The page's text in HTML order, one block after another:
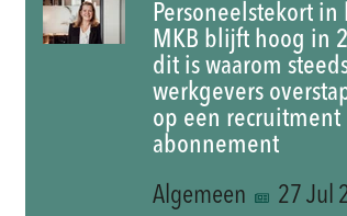
Personeelstekort in
MKB blijft hoog in
dit is waarom
werkgevers
op een recruitment
abonnement
Algemeen
27 Jul